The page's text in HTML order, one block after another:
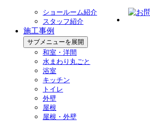
ショールーム紹介
スタッフ紹介
施工事例
サブメニューを展開
和室・洋間
水まわり丸ごと
浴室
キッチン
トイレ
外壁
屋根
屋根・外壁